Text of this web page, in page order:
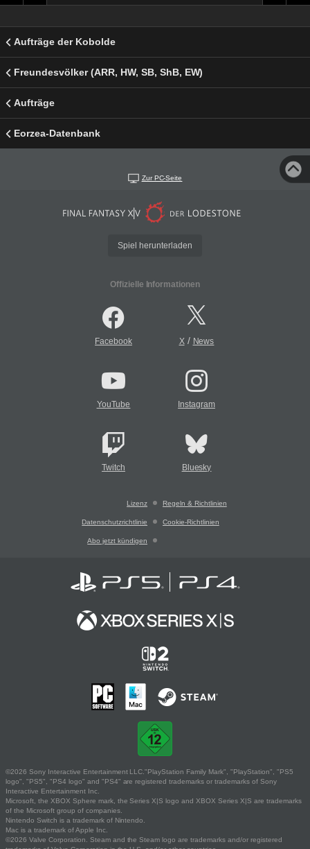
Aufträge der Kobolde
Freundesvölker (ARR, HW, SB, ShB, EW)
Aufträge
Eorzea-Datenbank
Zur PC-Seite
Spiel herunterladen
Offizielle Informationen
Facebook X/ News
YouTube Instagram
Twitch Bluesky
Lizenz Regeln & Richtlinien
Datenschutzrichtlinie Cookie-Richtlinien
Abo jetzt kündigen
©2026 Sony Interactive Entertainment LLC."PlayStation Family Mark", "PlayStation", "PS5
logo", "PS5", "PS4 logo" and "PS4" are registered trademarks or trademarks of Sony
Interactive Entertainment Inc.
Microsoft, the XBOX Sphere mark, the Series X|S logo and XBOX Series X|S are trademarks
of the Microsoft group of companies.
Nintendo Switch is a trademark of Nintendo.
Mac is a trademark of Apple Inc.
©2026 Valve Corporation. Steam and the Steam logo are trademarks and/or registered